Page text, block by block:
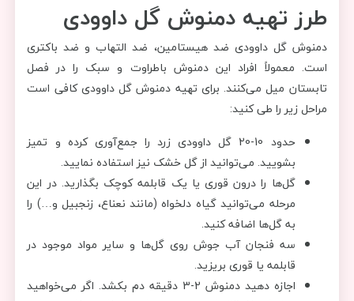
طرز تهیه دمنوش گل داوودی
دمنوش گل داوودی ضد هیستامین، ضد التهاب و ضد باکتری
است. معمولاً افراد این دمنوش باطراوت و سبک را در فصل
تابستان میل می‌کنند. برای تهیه دمنوش گل داوودی کافی است
مراحل زیر را طی کنید:
حدود 10-20 گل داوودی زرد را جمع‌آوری کرده و تمیز
بشویید. می‌توانید از گل خشک نیز استفاده نمایید.
گل‌ها را درون قوری یا یک قابلمه کوچک بگذارید. در این
مرحله می‌توانید گیاه دلخواه (مانند نعناع، زنجبیل و…) را
به گل‌ها اضافه کنید.
سه فنجان آب جوش روی گل‌ها و سایر مواد موجود در
قابلمه یا قوری بریزید.
اجازه دهید دمنوش 2-3 دقیقه دم بکشد. اگر می‌خواهید